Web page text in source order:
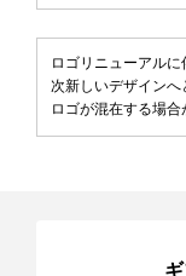
ロゴリニューアル
次新しいデザイン
ロゴが混在する場合